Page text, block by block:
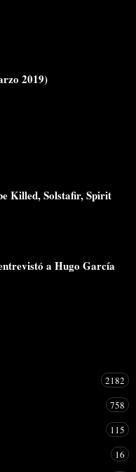
2019)
Killed, Solstafir, Spirit
a Hugo García
2182
758
115
16